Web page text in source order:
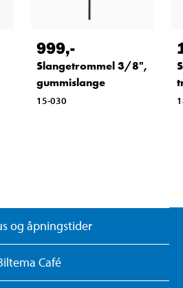
999,-
Slangetrommel 3/8",
gummislange
15-030
og åpningstider
Café